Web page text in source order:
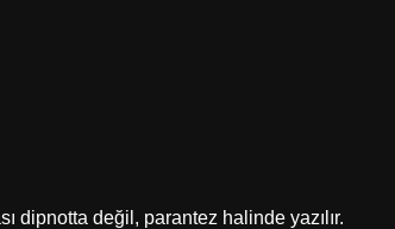
dipnotta değil, parantez halinde yazılır.